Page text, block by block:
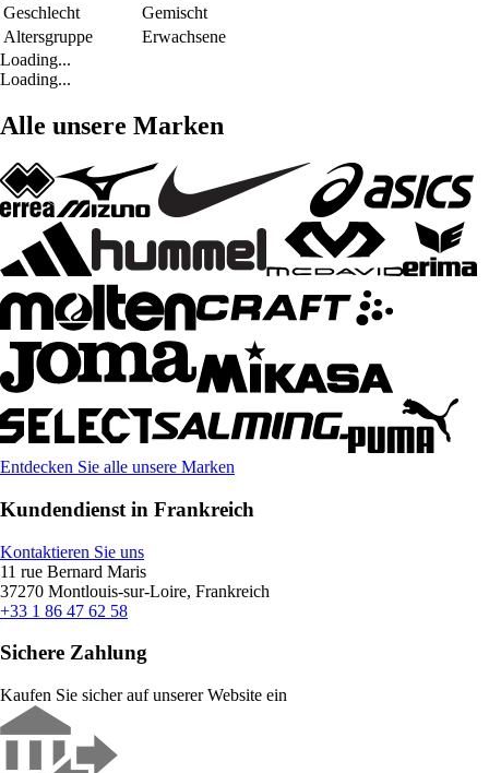
Geschlecht
Gemischt
Altersgruppe
Erwachsene
Loading...
Loading...
Alle unsere Marken
Entdecken Sie alle unsere Marken
Kundendienst in Frankreich
Kontaktieren Sie uns
11 rue Bernard Maris
37270 Montlouis-sur-Loire, Frankreich
+33 1 86 47 62 58
Sichere Zahlung
Kaufen Sie sicher auf unserer Website ein